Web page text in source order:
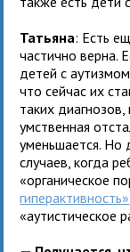
Татьяна: Есть
частично верна.
детей с
что сейчас их
таких
умственная
уменьшается. Но
случаев, когда
«органическое
гиперактивность»
«аутистическое